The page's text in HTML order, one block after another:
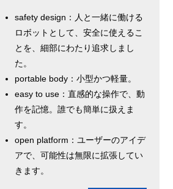
safety design：人と一緒に働ける
ロボットとして、安全に使えるこ
とを、細部にわたり追求しまし
た。
portable body：小型かつ軽量。
easy to use：直感的な操作で、動
作を記憶。誰でも簡単に扱えま
す。
open platform：ユーザーのアイデ
アで、可能性は無限に拡張してい
きます。